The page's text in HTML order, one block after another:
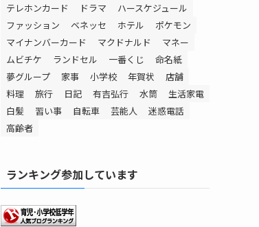
テレホンカード
ドラマ
ハースケジュール
ファッション
ベネッセ ホテル
ポケモン
マイナンバーカード
マクドナルド
マネー
ムビチケ
ランドセル 一番くじ
命名紙
夢グループ
家事 小学校 年賀状
店舗
料理
旅行 日記 有吉弘行 水筒
生活家電
白髪
習い事 自転車 芸能人
迷惑電話
高齢者
ランキング参加しています